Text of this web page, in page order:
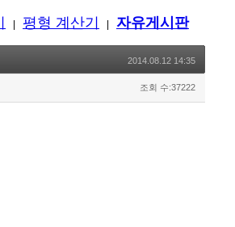
평형 계산기 자유게시판
2014.08.12 14:35
조회 수:37222